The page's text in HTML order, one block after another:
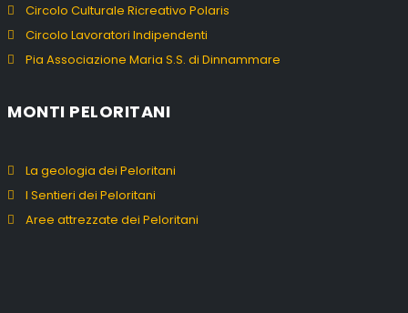
Circolo Culturale Ricreativo Polaris
Circolo Lavoratori Indipendenti
Pia Associazione Maria S.S. di Dinnammare
MONTI PELORITANI
La geologia dei Peloritani
I Sentieri dei Peloritani
Aree attrezzate dei Peloritani